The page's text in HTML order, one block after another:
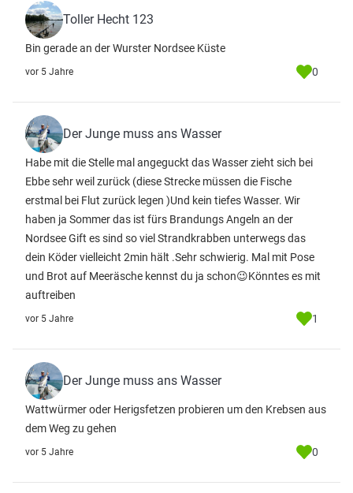
Toller Hecht 123
Bin gerade an der Wurster Nordsee Küste
vor 5 Jahre 0
Der Junge muss ans Wasser
Habe mit die Stelle mal angeguckt das Wasser zieht sich bei
Ebbe sehr weil zurück (diese Strecke müssen die Fische
erstmal bei Flut zurück legen )Und kein tiefes Wasser. Wir
haben ja Sommer das ist fürs Brandungs Angeln an der
Nordsee Gift es sind so viel Strandkrabben unterwegs das
dein Köder vielleicht 2min hält .Sehr schwierig. Mal mit Pose
und Brot auf Meeräsche kennst du ja schon😉Könntes es mit
auftreiben
vor 5 Jahre 1
Der Junge muss ans Wasser
Wattwürmer oder Herigsfetzen probieren um den Krebsen aus
dem Weg zu gehen
vor 5 Jahre 0